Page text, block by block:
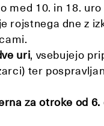
med 10. in 18.
rojstnega dne z
uri, vsebujejo
ter
za otroke od